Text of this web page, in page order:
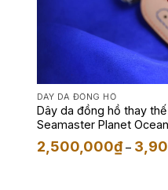
DÂY DA ĐỒNG HỒ
Dây da đồng hồ thay
Seamaster Planet
Màu Cam Phối Navy
2,500,000₫ –